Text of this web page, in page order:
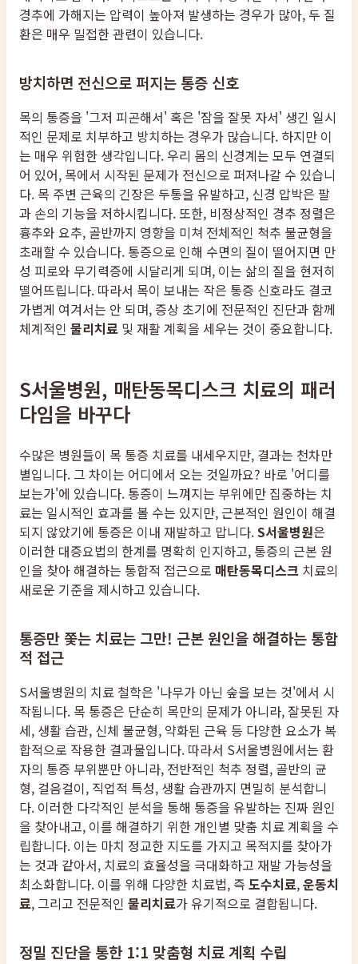
경추에 가해지는 압력이 높아져 발생하는 경우가 많아, 두 질
환은 매우 밀접한 관련이 있습니다.
방치하면 전신으로 퍼지는 통증 신호
목의 통증을 '그저 피곤해서' 혹은 '잠을 잘못 자서' 생긴 일시
적인 문제로 치부하고 방치하는 경우가 많습니다. 하지만 이
는 매우 위험한 생각입니다. 우리 몸의 신경계는 모두 연결되
어 있어, 목에서 시작된 문제가 전신으로 퍼져나갈 수 있습니
다. 목 주변 근육의 긴장은 두통을 유발하고, 신경 압박은 팔
과 손의 기능을 저하시킵니다. 또한, 비정상적인 경추 정렬은
흉추와 요추, 골반까지 영향을 미쳐 전체적인 척추 불균형을
초래할 수 있습니다. 통증으로 인해 수면의 질이 떨어지면 만
성 피로와 무기력증에 시달리게 되며, 이는 삶의 질을 현저히
떨어뜨립니다. 따라서 목이 보내는 작은 통증 신호라도 결코
가볍게 여겨서는 안 되며, 증상 초기에 전문적인 진단과 함께
체계적인 물리치료 및 재활 계획을 세우는 것이 중요합니다.
S서울병원, 매탄동목디스크 치료의 패러
다임을 바꾸다
수많은 병원들이 목 통증 치료를 내세우지만, 결과는 천차만
별입니다. 그 차이는 어디에서 오는 것일까요? 바로 '어디를
보는가'에 있습니다. 통증이 느껴지는 부위에만 집중하는 치
료는 일시적인 효과를 볼 수는 있지만, 근본적인 원인이 해결
되지 않았기에 통증은 이내 재발하고 맙니다.S서울병원은
이러한 대증요법의 한계를 명확히 인지하고, 통증의 근본 원
인을 찾아 해결하는 통합적 접근으로 매탄동목디스크 치료의
새로운 기준을 제시하고 있습니다.
통증만 쫓는 치료는 그만! 근본 원인을 해결하는 통합
적 접근
S서울병원의 치료 철학은 '나무가 아닌 숲을 보는 것'에서 시
작됩니다. 목 통증은 단순히 목만의 문제가 아니라, 잘못된 자
세, 생활 습관, 신체 불균형, 약화된 근육 등 다양한 요소가 복
합적으로 작용한 결과물입니다. 따라서 S서울병원에서는 환
자의 통증 부위뿐만 아니라, 전반적인 척추 정렬, 골반의 균
형, 걸음걸이, 직업적 특성, 생활 습관까지 면밀히 분석합니
다. 이러한 다각적인 분석을 통해 통증을 유발하는 진짜 원인
을 찾아내고, 이를 해결하기 위한 개인별 맞춤 치료 계획을 수
립합니다. 이는 마치 정교한 지도를 가지고 목적지를 찾아가
는 것과 같아서, 치료의 효율성을 극대화하고 재발 가능성을
최소화합니다. 이를 위해 다양한 치료법, 즉 도수치료,운동치
료, 그리고 전문적인 물리치료가 유기적으로 결합됩니다.
정밀 진단을 통한 1:1 맞춤형 치료 계획 수립